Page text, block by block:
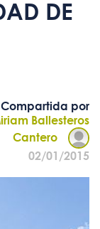
DE
Compartida por
Ballesteros
Cantero
02/01/2015